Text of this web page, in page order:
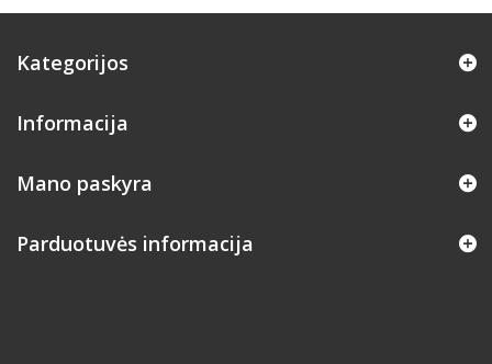
Kategorijos
Informacija
Mano paskyra
Parduotuvės informacija